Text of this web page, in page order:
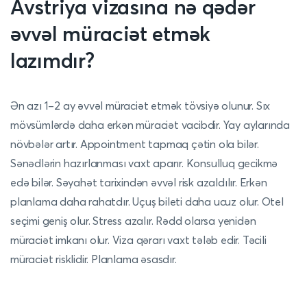
Avstriya vizasına nə qədər
əvvəl müraciət etmək
lazımdır?
Ən azı 1–2 ay əvvəl müraciət etmək tövsiyə olunur. Sıx
mövsümlərdə daha erkən müraciət vacibdir. Yay aylarında
növbələr artır. Appointment tapmaq çətin ola bilər.
Sənədlərin hazırlanması vaxt aparır. Konsulluq gecikmə
edə bilər. Səyahət tarixindən əvvəl risk azaldılır. Erkən
planlama daha rahatdır. Uçuş bileti daha ucuz olur. Otel
seçimi geniş olur. Stress azalır. Rədd olarsa yenidən
müraciət imkanı olur. Viza qərarı vaxt tələb edir. Təcili
müraciət risklidir. Planlama əsasdır.